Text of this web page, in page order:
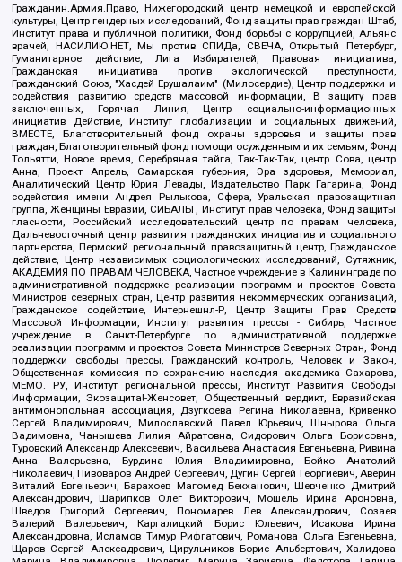
Гражданин.Армия.Право, Нижегородский центр немецкой и европейской
культуры, Центр гендерных исследований, Фонд защиты прав граждан Штаб,
Институт права и публичной политики, Фонд борьбы с коррупцией, Альянс
врачей, НАСИЛИЮ.НЕТ, Мы против СПИДа, СВЕЧА, Открытый Петербург,
Гуманитарное действие, Лига Избирателей, Правовая инициатива,
Гражданская инициатива против экологической преступности,
Гражданский Союз, "Хасдей Ерушалаим" (Милосердие), Центр поддержки и
содействия развитию средств массовой информации, В защиту прав
заключенных, Горячая Линия, Центр социально-информационных
инициатив Действие, Институт глобализации и социальных движений,
ВМЕСТЕ, Благотворительный фонд охраны здоровья и защиты прав
граждан, Благотворительный фонд помощи осужденным и их семьям, Фонд
Тольятти, Новое время, Серебряная тайга, Так-Так-Так, центр Сова, центр
Анна, Проект Апрель, Самарская губерния, Эра здоровья, Мемориал,
Аналитический Центр Юрия Левады, Издательство Парк Гагарина, Фонд
содействия имени Андрея Рылькова, Сфера, Уральская правозащитная
группа, Женщины Евразии, СИБАЛЬТ, Институт прав человека, Фонд защиты
гласности, Российский исследовательский центр по правам человека,
Дальневосточный центр развития гражданских инициатив и социального
партнерства, Пермский региональный правозащитный центр, Гражданское
действие, Центр независимых социологических исследований, Сутяжник,
АКАДЕМИЯ ПО ПРАВАМ ЧЕЛОВЕКА, Частное учреждение в Калининграде по
административной поддержке реализации программ и проектов Совета
Министров северных стран, Центр развития некоммерческих организаций,
Гражданское содействие, Интернешнл-Р, Центр Защиты Прав Средств
Массовой Информации, Институт развития прессы - Сибирь, Частное
учреждение в Санкт-Петербурге по административной поддержке
реализации программ и проектов Совета Министров Северных Стран, Фонд
поддержки свободы прессы, Гражданский контроль, Человек и Закон,
Общественная комиссия по сохранению наследия академика Сахарова,
МЕМО. РУ, Институт региональной прессы, Институт Развития Свободы
Информации, Экозащита!-Женсовет, Общественный вердикт, Евразийская
антимонопольная ассоциация, Дзугкоева Регина Николаевна, Кривенко
Сергей Владимирович, Милославский Павел Юрьевич, Шнырова Ольга
Вадимовна, Чанышева Лилия Айратовна, Сидорович Ольга Борисовна,
Туровский Александр Алексеевич, Васильева Анастасия Евгеньевна, Ривина
Анна Валерьевна, Бурдина Юлия Владимировна, Бойко Анатолий
Николаевич, Пивоваров Андрей Сергеевич, Дугин Сергей Георгиевич, Аверин
Виталий Евгеньевич, Барахоев Магомед Бекханович, Шевченко Дмитрий
Александрович, Шарипков Олег Викторович, Мошель Ирина Ароновна,
Шведов Григорий Сергеевич, Пономарев Лев Александрович, Созаев
Валерий Валерьевич, Каргалицкий Борис Юльевич, Исакова Ирина
Александровна, Исламов Тимур Рифгатович, Романова Ольга Евгеньевна,
Щаров Сергей Алексадрович, Цирульников Борис Альбертович, Халидова